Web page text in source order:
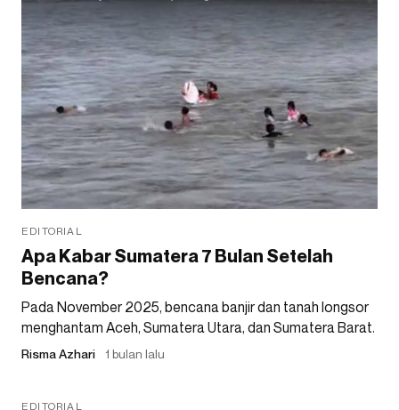
EDITORIAL
Apa Kabar Sumatera 7 Bulan Setelah
Bencana?
Pada November 2025, bencana banjir dan tanah longsor
menghantam Aceh, Sumatera Utara, dan Sumatera Barat.
Risma Azhari 1 bulan lalu
EDITORIAL